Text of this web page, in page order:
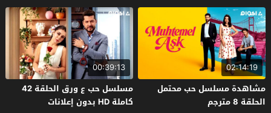
02:14:19
مشاهدة مسلسل حب محتمل
الحلقة 8 مترجم
00:39:13
مسلسل حب ع ورق الحلقة 42
كاملة HD بدون إعلانات